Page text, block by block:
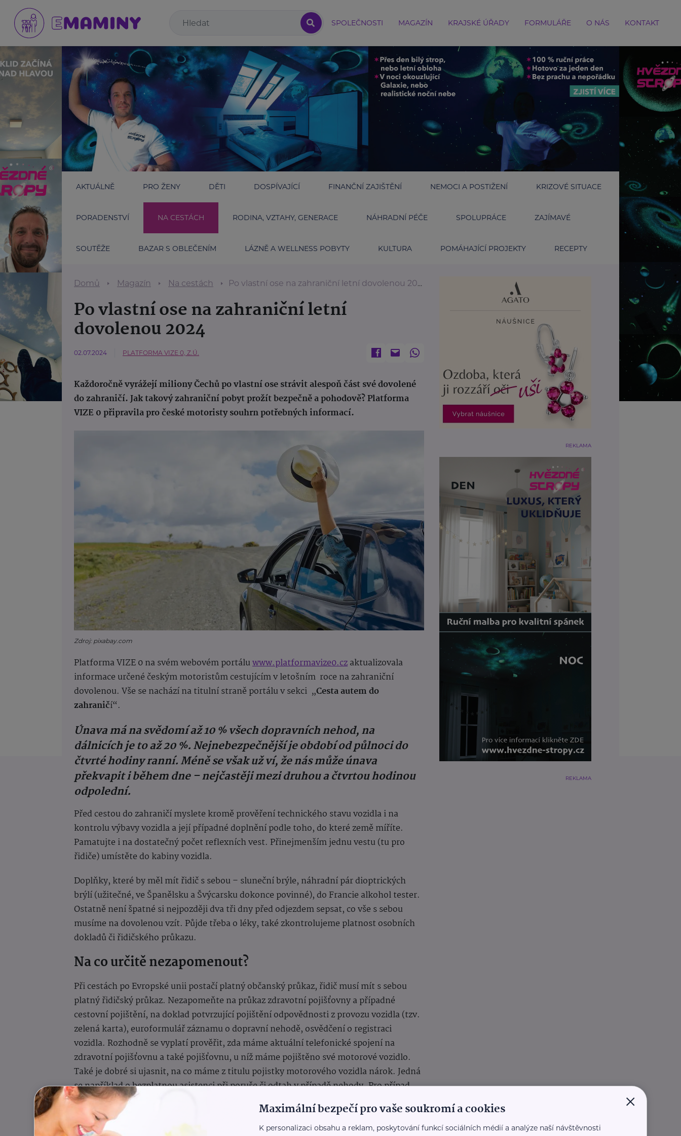
SPOLEČNOSTI MAGAZÍN KRAJSKÉ ÚŘADY FORMULÁŘE O NÁS KONTAKT
AKTUÁLNĚ PRO ŽENY DĚTI DOSPÍVAJÍCÍ FINANČNÍ ZAJIŠTĚNÍ NEMOCI A POSTIŽENÍ KRIZOVÉ SITUACE
PORADENSTVÍ NA CESTÁCH RODINA, VZTAHY, GENERACE NÁHRADNÍ PÉČE SPOLUPRÁCE ZAJÍMAVÉ
SOUTĚŽE BAZAR S OBLEČENÍM LÁZNĚ A WELLNESS POBYTY KULTURA POMÁHAJÍCÍ PROJEKTY RECEPTY
Domů Magazín Na cestách Po vlastní ose na zahraniční letní dovolenou 2024
Po vlastní ose na zahraniční letní
dovolenou 2024
02.07.2024 PLATFORMA VIZE 0, Z.Ú.
Každoročně vyrážejí miliony Čechů po vlastní ose strávit alespoň část své dovolené
do zahraničí. Jak takový zahraniční pobyt prožít bezpečně a pohodově? Platforma
VIZE 0 připravila pro české motoristy souhrn potřebných informací.
Zdroj: pixabay.com
Platforma VIZE 0 na svém webovém portáluwww.platformavize0.czaktualizovala
informace určené českým motoristům cestujícím v letošním roce na zahraniční
dovolenou. Vše se nachází na titulní straně portálu v sekci „Cesta autem do
zahraničí“.
Únava má na svědomí až 10 % všech dopravních nehod, na
dálnicích je to až 20 %. Nejnebezpečnější je období od půlnoci do
čtvrté hodiny ranní. Méně se však už ví, že nás může únava
překvapit i během dne – nejčastěji mezi druhou a čtvrtou hodinou
odpolední.
Před cestou do zahraničí myslete kromě prověření technického stavu vozidla i na
kontrolu výbavy vozidla a její případné doplnění podle toho, do které země míříte.
Pamatujte i na dostatečný počet reflexních vest. Přinejmenším jednu vestu (tu pro
řidiče) umístěte do kabiny vozidla.
Doplňky, které by měl mít řidič s sebou – sluneční brýle, náhradní pár dioptrických
brýlí (užitečné, ve Španělsku a Švýcarsku dokonce povinné), do Francie alkohol tester.
Ostatně není špatné si nejpozději dva tři dny před odjezdem sepsat, co vše s sebou
musíme na dovolenou vzít. Půjde třeba o léky, také zkontrolujeme platnost osobních
dokladů či řidičského průkazu.
Na co určitě nezapomenout?
Při cestách po Evropské unii postačí platný občanský průkaz, řidič musí mít s sebou
platný řidičský průkaz. Nezapomeňte na průkaz zdravotní pojišťovny a případné
cestovní pojištění, na doklad potvrzující pojištění odpovědnosti z provozu vozidla (tzv.
zelená karta), euroformulář záznamu o dopravní nehodě, osvědčení o registraci
vozidla. Rozhodně se vyplatí prověřit, zda máme aktuální telefonické spojení na
zdravotní pojišťovnu a také pojišťovnu, u níž máme pojištěno své motorové vozidlo.
Také je dobré si ujasnit, na co máme z titulu pojistky motorového vozidla nárok. Jedná
se například o bezplatnou asistenci při poruše či odtah v případě nehody. Pro případ
závažné komplikace je dobré mít s sebou i telefonní číslo českého velvyslanectví v
příslušné zemi.
REKLAMA
REKLAMA
×
Maximální bezpečí pro vaše soukromí a cookies
K personalizaci obsahu a reklam, poskytování funkcí sociálních médií a analýze naší návštěvnosti